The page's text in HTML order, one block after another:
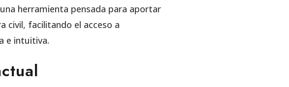
herramienta pensada para aportar
civil, facilitando el acceso a
e intuitiva.